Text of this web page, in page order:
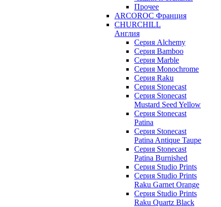
Прочее
ARCOROC Франция
CHURCHILL
Англия
Серия Alchemy
Серия Bamboo
Серия Marble
Серия Monochrome
Серия Raku
Серия Stonecast
Серия Stonecast
Mustard Seed Yellow
Серия Stonecast
Patina
Серия Stonecast
Patina Antique Taupe
Серия Stonecast
Patina Burnished
Серия Studio Prints
Серия Studio Prints
Raku Garnet Orange
Серия Studio Prints
Raku Quartz Black